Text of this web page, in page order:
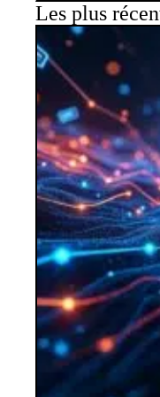
Les plus